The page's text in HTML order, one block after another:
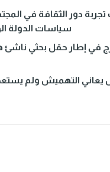
تجربة دور الثقافة في
سياسات الدولة
في إطار حقل بحثي
يعاني التهميش ولم